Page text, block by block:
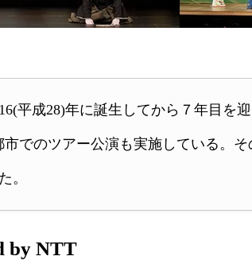
平成28)年に誕生してから７年目を
でのツアー公演も実施している。そ
。
by NTT